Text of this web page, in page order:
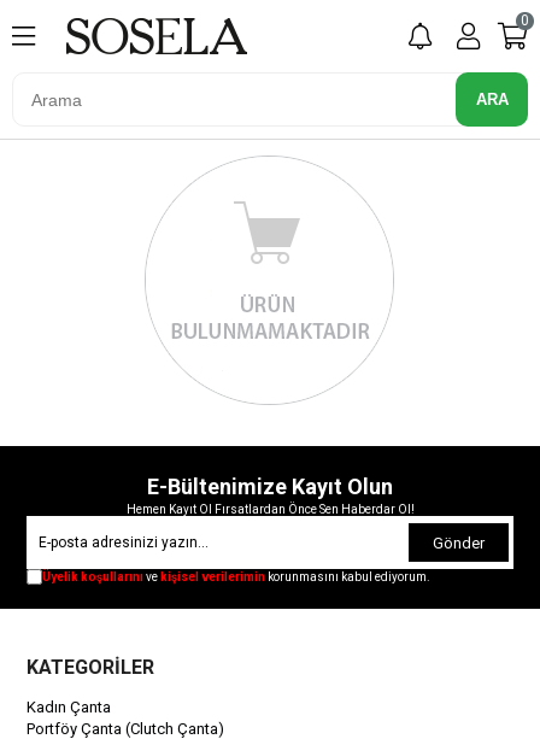
0
E-Bültenimize Kayıt Olun
Hemen Kayıt Ol Fırsatlardan Önce Sen Haberdar Ol!
Gönder
Üyelik koşullarınıve kişisel verilerimin korunmasını kabul ediyorum.
KATEGORİLER
Kadın Çanta
Portföy Çanta (Clutch Çanta)